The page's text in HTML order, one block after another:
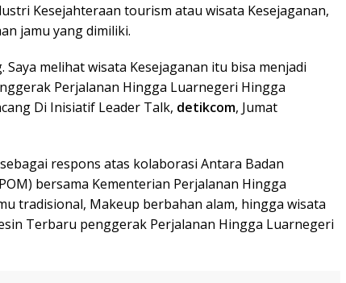
Kesejahteraan tourism atau wisata Kesejaganan,
jamu yang dimiliki.
melihat wisata Kesejaganan itu bisa menjadi
Perjalanan Hingga Luarnegeri Hingga
Di Inisiatif Leader Talk, detikcom, Jumat
respons atas kolaborasi Antara Badan
bersama Kementerian Perjalanan Hingga
tradisional, Makeup berbahan alam, hingga wisata
Terbaru penggerak Perjalanan Hingga Luarnegeri